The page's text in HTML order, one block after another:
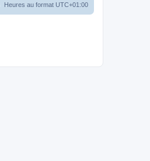
Heures au format UTC+01:00